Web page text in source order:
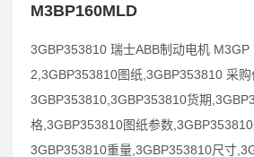
M3BP160MLD
3GBP353810 瑞士ABB制动电机 M3GP
2,3GBP353810图纸,3GBP353810 采购
3GBP353810,3GBP353810货期
格,3GBP353810图纸参数
3GBP353810重量,3GBP353810尺寸